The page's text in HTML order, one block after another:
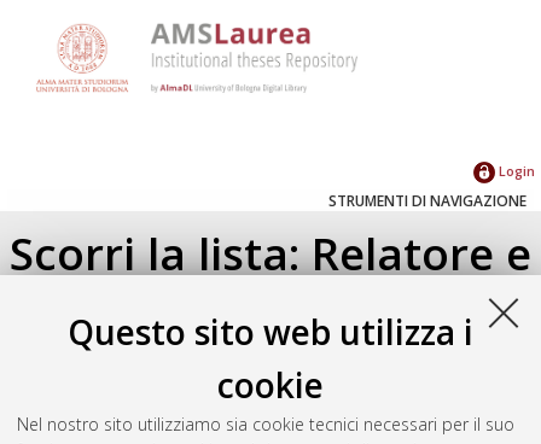
Questo sito web utilizza i
cookie
Nel nostro sito utilizziamo sia cookie tecnici necessari per il suo
Login
STRUMENTI DI NAVIGAZIONE
Scorri la lista: Relatore e
Correlatore
Seleziona un valore dall'elenco sottostante.
2023(1)